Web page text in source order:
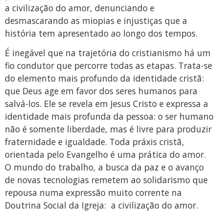
a civilização do amor, denunciando e
desmascarando as miopias e injustiças que a
história tem apresentado ao longo dos tempos.
É inegável que na trajetória do cristianismo há um
fio condutor que percorre todas as etapas. Trata-se
do elemento mais profundo da identidade cristã:
que Deus age em favor dos seres humanos para
salvá-los. Ele se revela em Jesus Cristo e expressa a
identidade mais profunda da pessoa: o ser humano
não é somente liberdade, mas é livre para produzir
fraternidade e igualdade. Toda práxis cristã,
orientada pelo Evangelho é uma prática do amor.
O mundo do trabalho, a busca da paz e o avanço
de novas tecnologias remetem ao solidarismo que
repousa numa expressão muito corrente na
Doutrina Social da Igreja: a civilização do amor.